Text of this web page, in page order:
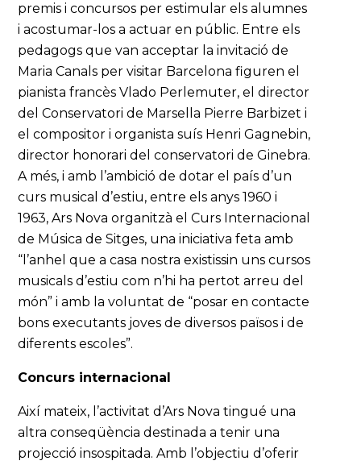
premis i concursos per estimular els alumnes
i acostumar-los a actuar en públic. Entre els
pedagogs que van acceptar la invitació de
Maria Canals per visitar Barcelona figuren el
pianista francès Vlado Perlemuter, el director
del Conservatori de Marsella Pierre Barbizet i
el compositor i organista suís Henri Gagnebin,
director honorari del conservatori de Ginebra.
A més, i amb l’ambició de dotar el país d’un
curs musical d’estiu, entre els anys 1960 i
1963, Ars Nova organitzà el Curs Internacional
de Música de Sitges, una iniciativa feta amb
“l’anhel que a casa nostra existissin uns cursos
musicals d’estiu com n’hi ha pertot arreu del
món” i amb la voluntat de “posar en contacte
bons executants joves de diversos països i de
diferents escoles”.
Concurs internacional
Així mateix, l’activitat d’Ars Nova tingué una
altra conseqüència destinada a tenir una
projecció insospitada. Amb l’objectiu d’oferir